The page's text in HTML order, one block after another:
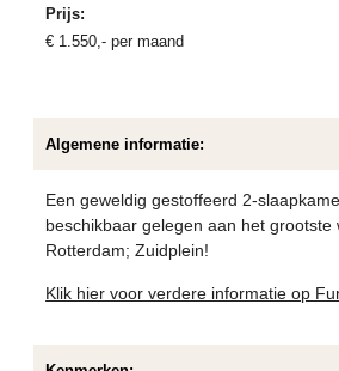
Prijs:
€ 1.550 ,- per maand
Algemene informatie:
Een geweldig gestoffeerd 2-
beschikbaar gelegen aan het grootste
Rotterdam; Zuidplein!
Klik hier voor verdere informatie op